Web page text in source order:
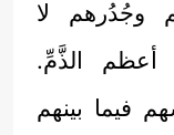
وجُدُرهم لا
أعظم الذَّمِّ.
فيما بينهم